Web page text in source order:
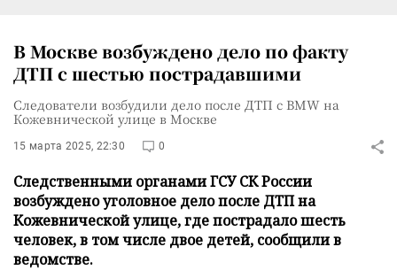
В Москве возбуждено дело по факту
ДТП с шестью пострадавшими
Следователи возбудили дело после ДТП с BMW на
Кожевнической улице в Москве
15 марта 2025, 22:30 0
Следственными органами ГСУ СК России
возбуждено уголовное дело после ДТП на
Кожевнической улице, где пострадало шесть
человек, в том числе двое детей, сообщили в
ведомстве.